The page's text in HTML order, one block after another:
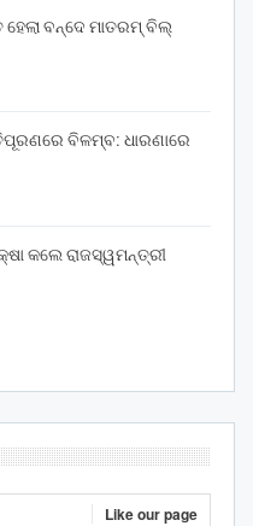
ହେଲା ବନ୍ଦେ ମାତରମ୍‌ ବିଲ୍‌
ବିଳମ୍ବ: ଧାରଣାରେ
କଲେ ରାଜସ୍ୱମନ୍ତ୍ରୀ
Like our page